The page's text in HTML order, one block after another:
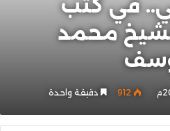
في كتب
(12) | الشيخ محمد
912 دقيقة واحدة